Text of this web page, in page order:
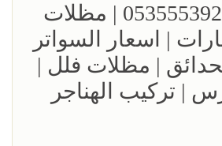
والسواتر | 0535553929 | مظلات
| اسعار السواتر
| مظلات فلل |
| تركيب الهناجر